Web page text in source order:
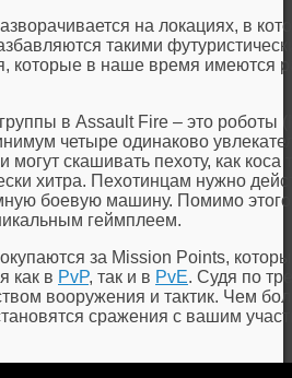
на локациях, в
такими
которые в наше время имеются
в Assault Fire – это роботы
четыре одинаково
скашивать пехоту, как коса
хитра. Пехотинцам нужно
боевую машину. Помимо
геймплеем.
за Mission Points,
как в PvP, так и в PvE. Судя по
вооружения и тактик. Чем
сражения с вашим